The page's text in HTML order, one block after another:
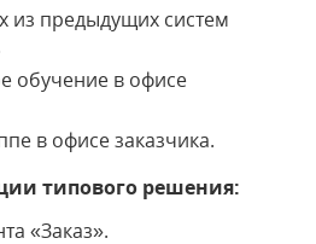
из предыдущих систем
обучение в офисе
в офисе заказчика.
типового решения:
«Заказ».